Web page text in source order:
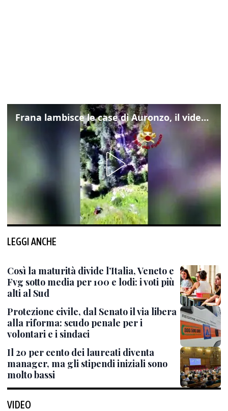
Frana lambisce le case di Auronzo, il video dall'elicottero dei vigili del fuoco
LEGGI ANCHE
Così la maturità divide l’Italia, Veneto e
Fvg sotto media per 100 e lodi: i voti più
alti al Sud
Protezione civile, dal Senato il via libera
alla riforma: scudo penale per i
volontari e i sindaci
Il 20 per cento dei laureati diventa
manager, ma gli stipendi iniziali sono
molto bassi
VIDEO